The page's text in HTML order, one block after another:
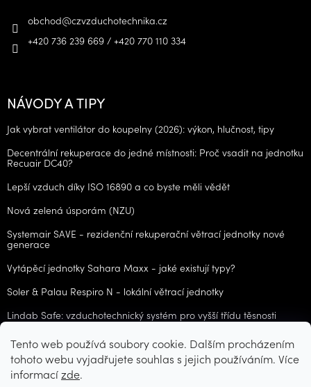
Tento web používá soubory cookie. Dalším procházením
tohoto webu vyjadřujete souhlas s jejich používáním. Více
informacízde.
obchod@czvzduchotechnika.cz
+420 736 239 669 / +420 770 110 334
NÁVODY A TIPY
Jak vybrat ventilátor do koupelny (2026): výkon, hlučnost, tipy
Decentrální rekuperace do jedné místnosti: Proč vsadit na jednotku
Recuair DC40?
Lepší vzduch díky ISO 16890 a co byste měli vědět
Nová zelená úsporám (NZU)
Systemair SAVE - rezidenční rekuperační větrací jednotky nové
generace
Vytápěcí jednotky Sahara Maxx - jaké existují typy?
Soler & Palau Respiro N - lokální větrací jednotky
Lindab Safe: vzduchotechnický systém pro vyšší třídu těsnosti
ARCHIV